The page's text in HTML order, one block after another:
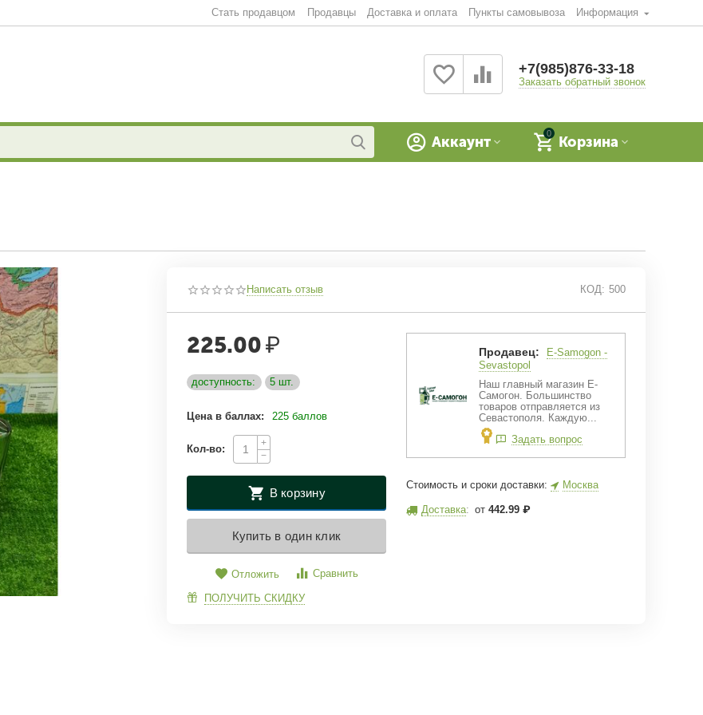
Стать продавцом Продавцы Доставка и оплата Пункты самовывоза Информация
+7(985)876-33-18
Заказать обратный звонок
0
Корзина
Аккаунт
Написать отзыв КОД: 500
225.00₽
доступность: 5 шт.
Цена в баллах: 225 баллов
Кол-во:
+
−
В корзину
Купить в один клик
Отложить Сравнить
ПОЛУЧИТЬ СКИДКУ
Продавец:
E-Samogon -
Sevastopol
Наш главный магазин Е-
Самогон. Большинство
товаров отправляется из
Севастополя. Каждую...
Задать вопрос
Стоимость и сроки доставки: Москва
Доставка: от442.99 ₽